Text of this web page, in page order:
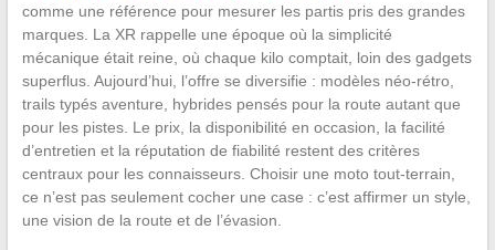
comme une référence pour mesurer les partis pris des grandes
marques. La XR rappelle une époque où la simplicité
mécanique était reine, où chaque kilo comptait, loin des gadgets
superflus. Aujourd’hui, l’offre se diversifie : modèles néo-rétro,
trails typés aventure, hybrides pensés pour la route autant que
pour les pistes. Le prix, la disponibilité en occasion, la facilité
d’entretien et la réputation de fiabilité restent des critères
centraux pour les connaisseurs. Choisir une moto tout-terrain,
ce n’est pas seulement cocher une case : c’est affirmer un style,
une vision de la route et de l’évasion.